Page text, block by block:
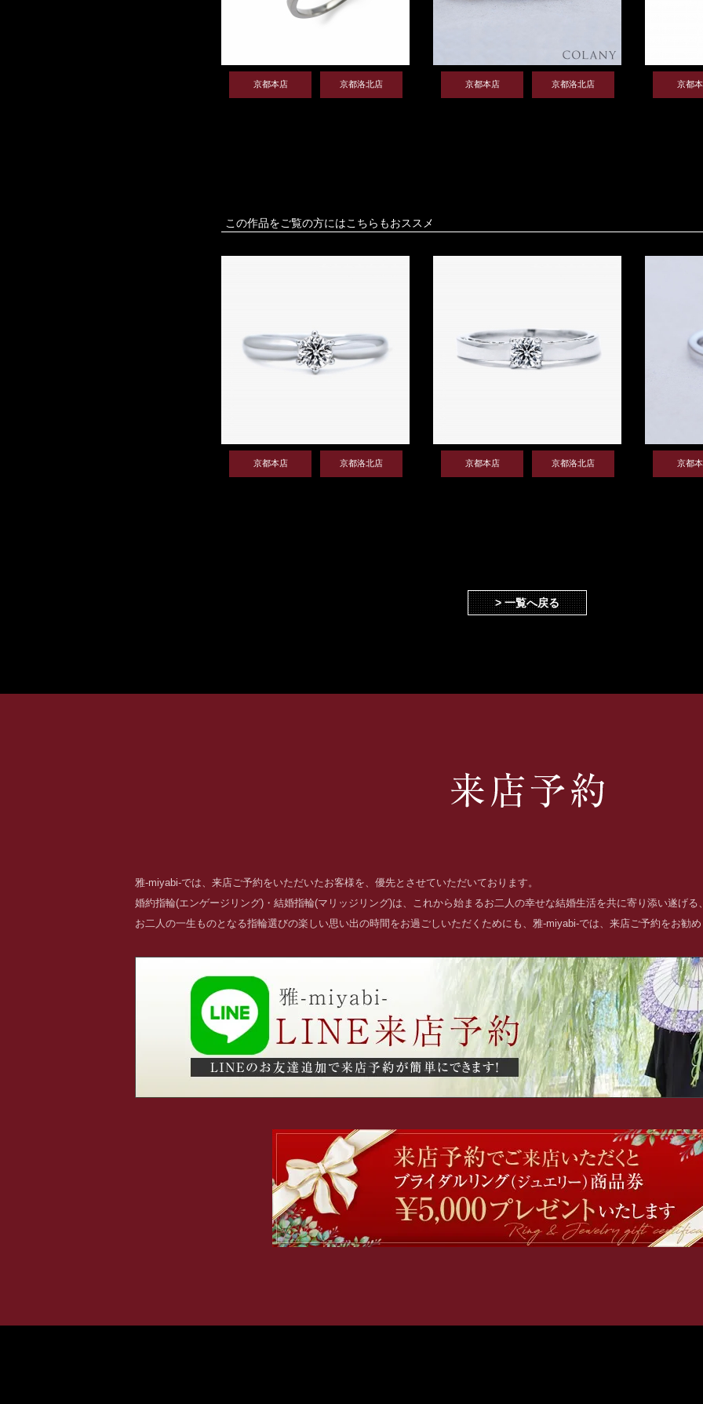
京都洛北店
京都本店 京都洛北店
京都本店 京都
この作品をご覧の方にはこちらもおススメ
京都洛北店
京都本店 京都洛北店
京都本店 京都
> 一覧へ戻る
雅-miyabi-では、来店ご予約をいただいたお客様を、優先とさせていただいております。
婚約指輪(エンゲージリング)・結婚指輪(マリッジリング)は、これから始まるお二人の幸せな結婚生活を共に寄り添い遂げ
お二人の一生ものとなる指輪選びの楽しい思い出の時間をお過ごしいただくためにも、雅-miyabi-では、来店ご予約をお勧